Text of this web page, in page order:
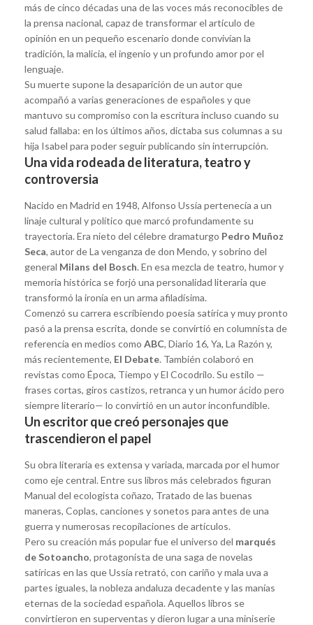
más de cinco décadas una de las voces más reconocibles de
la prensa nacional, capaz de transformar el artículo de
opinión en un pequeño escenario donde convivían la
tradición, la malicia, el ingenio y un profundo amor por el
lenguaje.
Su muerte supone la desaparición de un autor que
acompañó a varias generaciones de españoles y que
mantuvo su compromiso con la escritura incluso cuando su
salud fallaba: en los últimos años, dictaba sus columnas a su
hija Isabel para poder seguir publicando sin interrupción.
Una vida rodeada de literatura, teatro y
controversia
Nacido en Madrid en 1948, Alfonso Ussía pertenecía a un
linaje cultural y político que marcó profundamente su
trayectoria. Era nieto del célebre dramaturgo Pedro Muñoz
Seca, autor de La venganza de don Mendo, y sobrino del
general Milans del Bosch. En esa mezcla de teatro, humor y
memoria histórica se forjó una personalidad literaria que
transformó la ironía en un arma afiladísima.
Comenzó su carrera escribiendo poesía satírica y muy pronto
pasó a la prensa escrita, donde se convirtió en columnista de
referencia en medios como ABC, Diario 16, Ya, La Razón y,
más recientemente, El Debate. También colaboró en
revistas como Época, Tiempo y El Cocodrilo. Su estilo —
frases cortas, giros castizos, retranca y un humor ácido pero
siempre literario— lo convirtió en un autor inconfundible.
Un escritor que creó personajes que
trascendieron el papel
Su obra literaria es extensa y variada, marcada por el humor
como eje central. Entre sus libros más celebrados figuran
Manual del ecologista coñazo, Tratado de las buenas
maneras, Coplas, canciones y sonetos para antes de una
guerra y numerosas recopilaciones de artículos.
Pero su creación más popular fue el universo del marqués
de Sotoancho, protagonista de una saga de novelas
satíricas en las que Ussía retrató, con cariño y mala uva a
partes iguales, la nobleza andaluza decadente y las manías
eternas de la sociedad española. Aquellos libros se
convirtieron en superventas y dieron lugar a una miniserie